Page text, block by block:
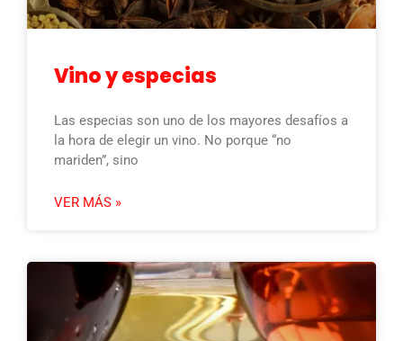
Vino y especias
Las especias son uno de los mayores desafíos a
la hora de elegir un vino. No porque “no
mariden”, sino
VER MÁS »